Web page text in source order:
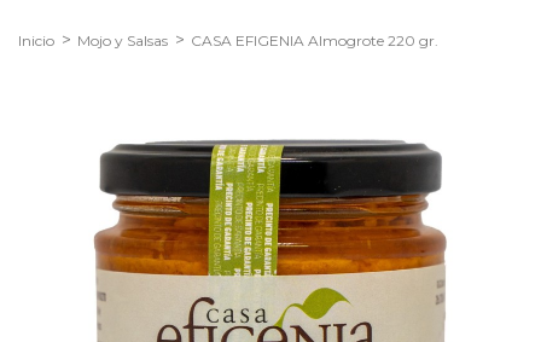
Inicio Mojo y Salsas CASA EFIGENIA Almogrote 220 gr.